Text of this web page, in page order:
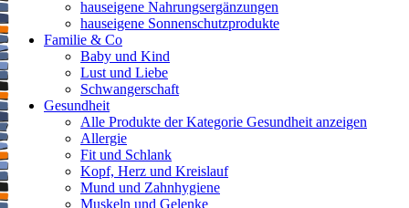
hauseigene Nahrungsergänzungen
hauseigene Sonnenschutzprodukte
Familie & Co
Baby und Kind
Lust und Liebe
Schwangerschaft
Gesundheit
Alle Produkte der Kategorie Gesundheit anzeigen
Allergie
Fit und Schlank
Kopf, Herz und Kreislauf
Mund und Zahnhygiene
Muskeln und Gelenke